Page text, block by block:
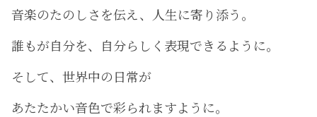
音楽のたのしさを伝え、人生に寄り添う。
誰もが自分を、自分らしく表現できるように。
そして、世界中の日常が
あたたかい音色で彩られますように。